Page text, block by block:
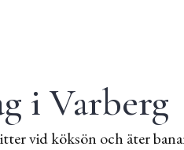
i Varberg
vid köksön och äter